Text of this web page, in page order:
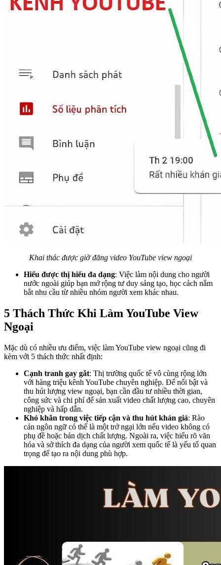
Khai thác được giờ đăng video YouTube view ngoại
Hiểu được thị hiếu đa dạng: Việc làm nội dung cho người
nước ngoài giúp bạn mở rộng tư duy sáng tạo, học cách nắm
bắt nhu cầu từ nhiều nhóm người xem khác nhau.
5 Thách Thức Khi Làm YouTube View
Ngoại
Mặc dù có nhiều ưu điểm, việc làm YouTube view ngoại cũng đi
kèm với 5 thách thức nhất định:
Cạnh tranh gay gắt: Thị trường quốc tế vô cùng rộng lớn
với hàng triệu kênh YouTube chuyên nghiệp. Để nổi bật và
thu hút lượng view ngoại, bạn cần đầu tư nhiều thời gian,
công sức và chi phí để sản xuất video chất lượng cao, chuyên
nghiệp và hấp dẫn.
Khó khăn trong việc tiếp cận và thu hút khán giả: Rào
cản ngôn ngữ có thể là một trở ngại lớn nếu video không có
phụ đề hoặc bản dịch chất lượng. Ngoài ra, việc hiểu rõ văn
hóa và sở thích đa dạng của người xem quốc tế là yếu tố quan
trọng để tạo ra nội dung phù hợp.